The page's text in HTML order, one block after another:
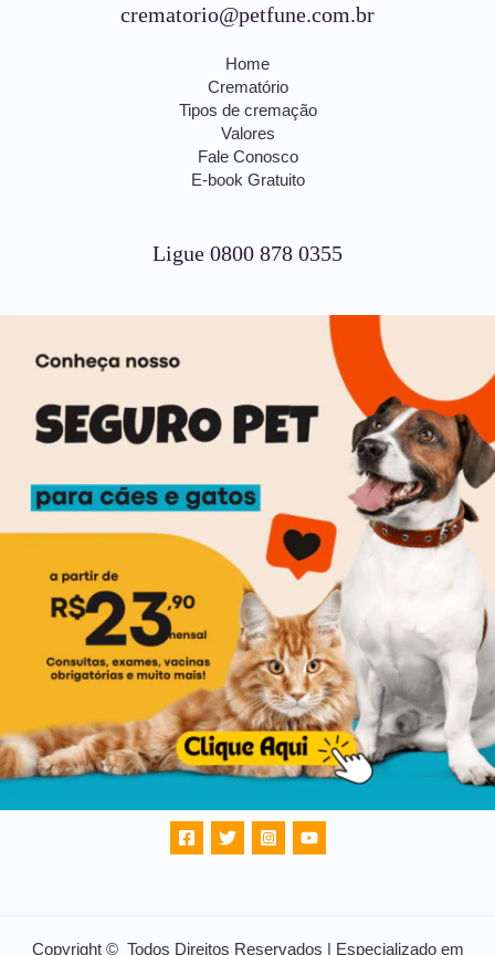
crematorio@petfune.com.br
Home
Crematório
Tipos de cremação
Valores
Fale Conosco
E-book Gratuito
Ligue 0800 878 0355
Copyright © Todos Direitos Reservados | Especializado em